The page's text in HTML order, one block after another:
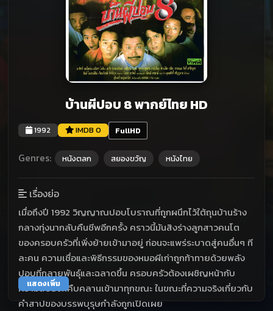
บ้านผีปอบ 8 พากย์ไทย HD
1992 IMDB 0 FullHD
Genres: หนังตลก สยองขวัญ หนังไทย
เรื่องย่อ
เมื่อถึงปี 1992 วิญญาณปอบโบราณที่ถูกผนึกไว้ใต้ถุนบ้านร้าง
กลางทุ่งนากลับคืนชีพอีกครั้ง คราวนี้มันสิงร่างลูกสาวคนโต
ของครอบครัวที่เพิ่งย้ายเข้ามาอยู่ ก่อนจะแพร่ระบาดสู่คนอื่นๆ ที
ละคน ความเชื่อและพิธีกรรมของหมอผีเก่าถูกท้าทายด้วยพลัง
ปอบที่กลายพันธุ์และฉลาดขึ้น ครอบครัวต้องเผชิญหน้ากับ
ความสยองที่คืบคลานเข้ามาทุกขณะ ในขณะที่ความจริงเกี่ยวกับ
คำสาปของบรรพบุรุษกำลังถูกเปิดเผย
แสดงเพิ่ม